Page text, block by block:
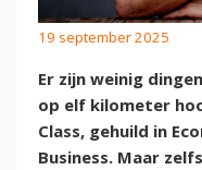
19 september 2025
Er zijn weinig
op elf kilometer
Class, gehuild in
Business. Maar